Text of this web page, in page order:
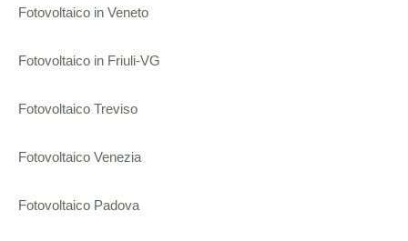
Fotovoltaico in Veneto
Fotovoltaico in Friuli-VG
Fotovoltaico Treviso
Fotovoltaico Venezia
Fotovoltaico Padova